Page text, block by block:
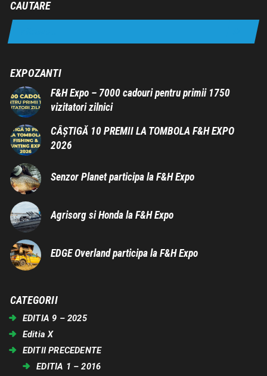
CAUTARE
EXPOZANTI
F&H Expo – 7000 cadouri pentru primii 1750
vizitatori zilnici
CÂȘTIGĂ 10 PREMII LA TOMBOLA F&H EXPO
2026
Senzor Planet participa la F&H Expo
Agrisorg si Honda la F&H Expo
EDGE Overland participa la F&H Expo
CATEGORII
EDITIA 9 – 2025
Editia X
EDITII PRECEDENTE
EDITIA 1 – 2016